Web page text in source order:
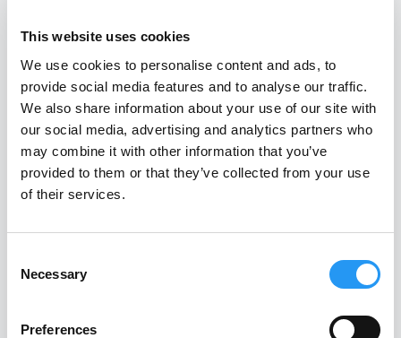
This website uses cookies
We use cookies to personalise content and ads, to
provide social media features and to analyse our traffic.
We also share information about your use of our site with
our social media, advertising and analytics partners who
may combine it with other information that you’ve
provided to them or that they’ve collected from your use
of their services.
Selection
Necessary
Preferences
Projekt AutoOPP 2.0:
Effizienzsteigerung beim
Einkauf und der Fertigung
von Bauteilen
READ MORE